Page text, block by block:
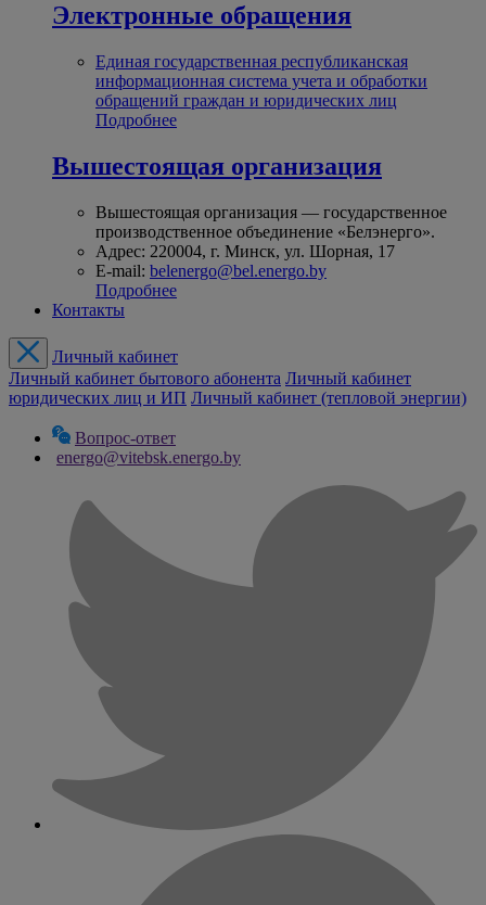
Электронные обращения
Единая государственная республиканская
информационная система учета и обработки
обращений граждан и юридических лиц
Подробнее
Вышестоящая организация
Вышестоящая организация — государственное
производственное объединение «Белэнерго».
Адрес: 220004, г. Минск, ул. Шорная, 17
E-mail: belenergo@bel.energo.by
Подробнее
Контакты
Личный кабинет
Личный кабинет бытового абонента Личный кабинет
юридических лиц и ИП Личный кабинет (тепловой энергии)
Вопрос-ответ
energo@vitebsk.energo.by